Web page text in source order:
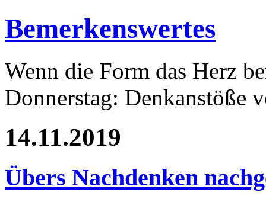
Bemerkenswertes
Wenn die Form das Herz
Donnerstag: Denkanstöße
14.11.2019
Übers Nachdenken